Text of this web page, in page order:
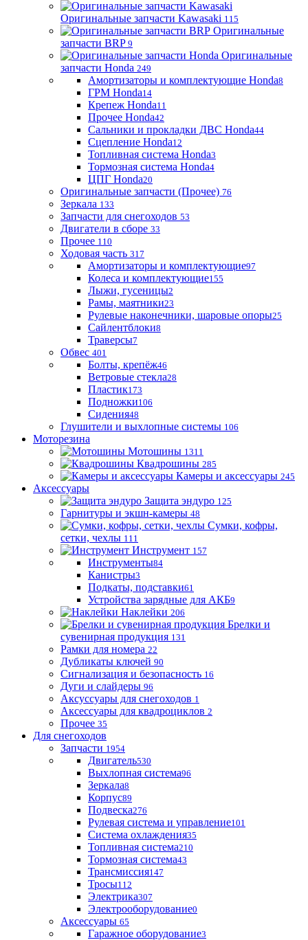
Оригинальные запчасти Kawasaki 115
Оригинальные
запчасти BRP 9
Оригинальные
запчасти Honda 249
Амортизаторы и комплектующие Honda8
ГРМ Honda14
Крепеж Honda11
Прочее Honda42
Сальники и прокладки ДВС Honda44
Сцепление Honda12
Топливная система Honda3
Тормозная система Honda4
ЦПГ Honda20
Оригинальные запчасти (Прочее) 76
Зеркала 133
Запчасти для снегоходов 53
Двигатели в сборе 33
Прочее 110
Ходовая часть 317
Амортизаторы и комплектующие97
Колеса и комплектующие155
Лыжи, гусеницы2
Рамы, маятники23
Рулевые наконечники, шаровые опоры25
Сайлентблоки8
Траверсы7
Обвес 401
Болты, крепёж46
Ветровые стекла28
Пластик173
Подножки106
Сидения48
Глушители и выхлопные системы 106
Моторезина
Мотошины 1311
Квадрошины 285
Камеры и аксессуары 245
Аксессуары
Защита эндуро 125
Гарнитуры и экшн-камеры 48
Сумки, кофры,
сетки, чехлы 111
Инструмент 157
Инструменты84
Канистры3
Подкаты, подставки61
Устройства зарядные для АКБ9
Наклейки 206
Брелки и
сувенирная продукция 131
Рамки для номера 22
Дубликаты ключей 90
Сигнализация и безопасность 16
Дуги и слайдеры 96
Аксуссуары для снегоходов 1
Аксессуары для квадроциклов 2
Прочее 35
Для снегоходов
Запчасти 1954
Двигатель530
Выхлопная система96
Зеркала8
Корпус89
Подвеска276
Рулевая система и управление101
Система охлаждения35
Топливная система210
Тормозная система43
Трансмиссия147
Тросы112
Электрика307
Электрооборудование0
Аксессуары 65
Гаражное оборудование3